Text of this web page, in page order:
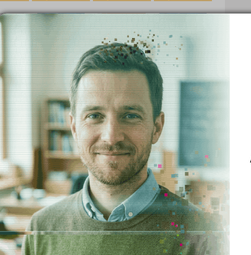
Kč
219 Kč
Objednat
219 Kč
Objednat
209 Kč
Objednat